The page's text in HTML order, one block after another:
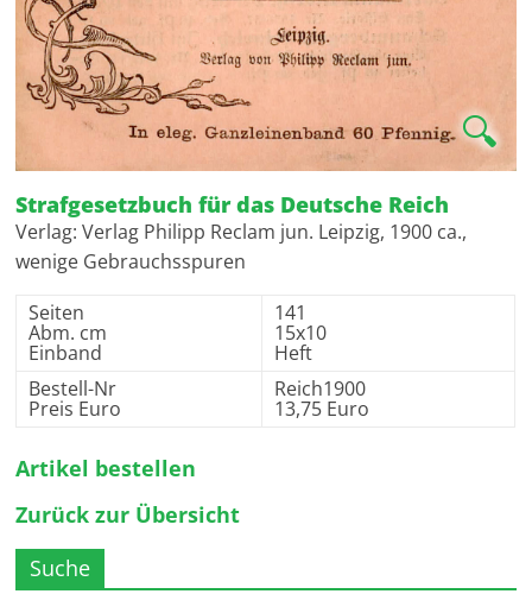
🔍
Strafgesetzbuch für das Deutsche Reich
Verlag: Verlag Philipp Reclam jun. Leipzig, 1900 ca.,
wenige Gebrauchsspuren
Seiten
Abm. cm
Einband
141
15x10
Heft
Bestell-Nr
Preis Euro
Reich1900
13,75 Euro
Artikel bestellen
Zurück zur Übersicht
Suche